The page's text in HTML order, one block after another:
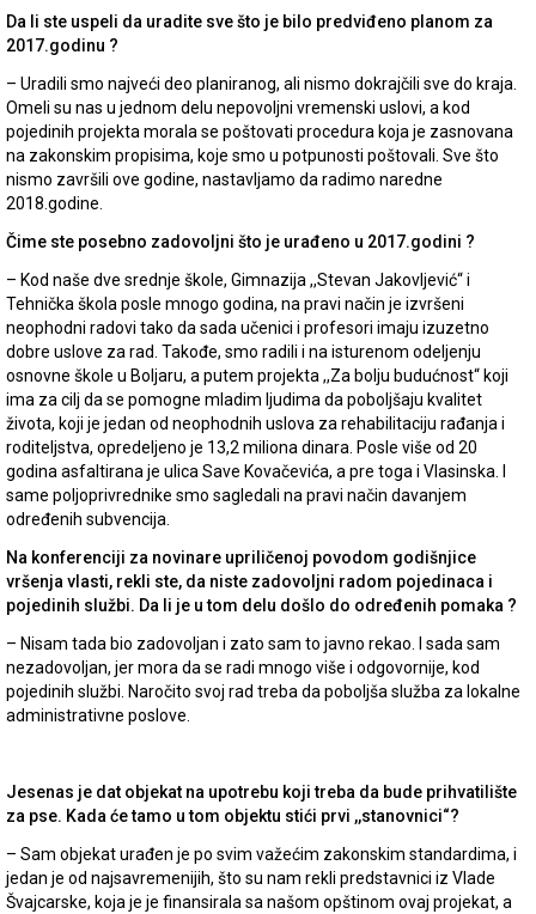
Da li ste uspeli da uradite sve što je bilo predviđeno planom za
2017.godinu ?
– Uradili smo najveći deo planiranog, ali nismo dokrajčili sve do kraja.
Omeli su nas u jednom delu nepovoljni vremenski uslovi, a kod
pojedinih projekta morala se poštovati procedura koja je zasnovana
na zakonskim propisima, koje smo u potpunosti poštovali. Sve što
nismo završili ove godine, nastavljamo da radimo naredne
2018.godine.
Čime ste posebno zadovoljni što je urađeno u 2017.godini ?
– Kod naše dve srednje škole, Gimnazija ,,Stevan Jakovljević“ i
Tehnička škola posle mnogo godina, na pravi način je izvršeni
neophodni radovi tako da sada učenici i profesori imaju izuzetno
dobre uslove za rad. Takođe, smo radili i na isturenom odeljenju
osnovne škole u Boljaru, a putem projekta ,,Za bolju budućnost“ koji
ima za cilj da se pomogne mladim ljudima da poboljšaju kvalitet
života, koji je jedan od neophodnih uslova za rehabilitaciju rađanja i
roditeljstva, opredeljeno je 13,2 miliona dinara. Posle više od 20
godina asfaltirana je ulica Save Kovačevića, a pre toga i Vlasinska. I
same poljoprivrednike smo sagledali na pravi način davanjem
određenih subvencija.
Na konferenciji za novinare upriličenoj povodom godišnjice
vršenja vlasti, rekli ste, da niste zadovoljni radom pojedinaca i
pojedinih službi. Da li je u tom delu došlo do određenih pomaka ?
– Nisam tada bio zadovoljan i zato sam to javno rekao. I sada sam
nezadovoljan, jer mora da se radi mnogo više i odgovornije, kod
pojedinih službi. Naročito svoj rad treba da poboljša služba za lokalne
administrativne poslove.
Jesenas je dat objekat na upotrebu koji treba da bude prihvatilište
za pse. Kada će tamo u tom objektu stići prvi ,,stanovnici“?
– Sam objekat urađen je po svim važećim zakonskim standardima, i
jedan je od najsavremenijih, što su nam rekli predstavnici iz Vlade
Švajcarske, koja je je finansirala sa našom opštinom ovaj projekat, a